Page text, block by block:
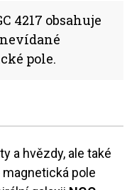
4217 obsahuje
pole.
a hvězdy, ale také
magnetická pole